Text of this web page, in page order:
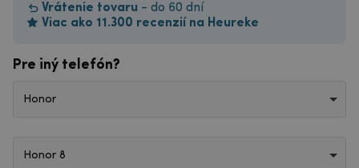
Vrátenie tovaru - do 60 dní
Viac ako 11.300 recenzií na Heureke
Pre iný telefón?
Honor
Honor 8